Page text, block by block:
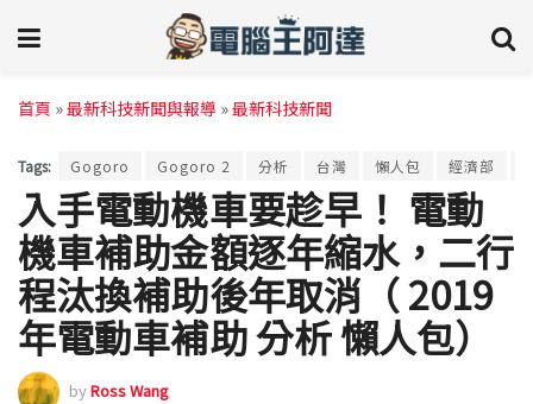
首頁 »最新科技新聞與報導 »最新科技新聞
Tags: Gogoro Gogoro 2 分析 台灣 懶人包 經濟部
入手電動機車要趁早！ 電動
機車補助金額逐年縮水，二行
程汰換補助後年取消（ 2019
年電動車補助 分析 懶人包）
byRoss Wang